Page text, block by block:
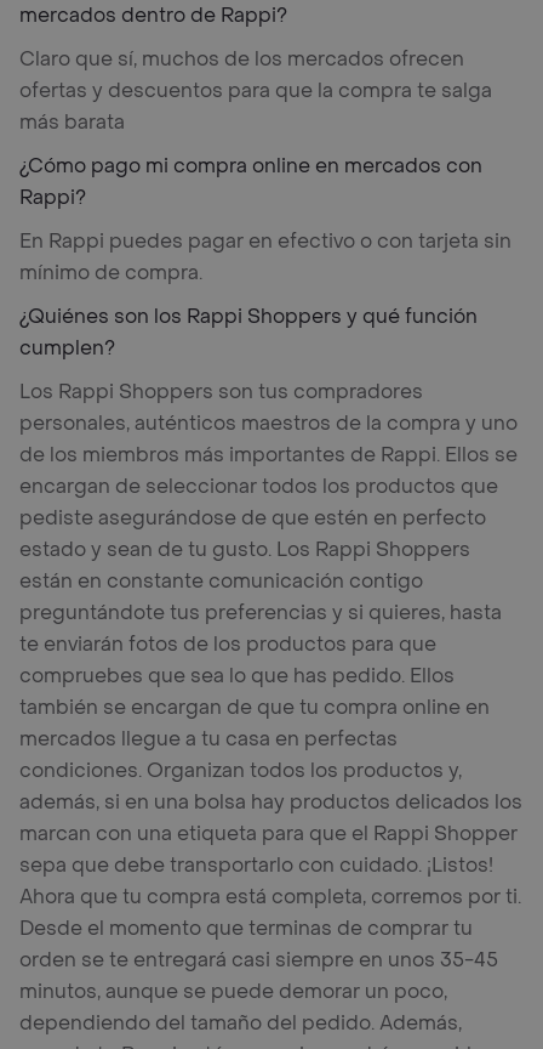
mercados dentro de Rappi?
Claro que sí, muchos de los mercados ofrecen
ofertas y descuentos para que la compra te salga
más barata
¿Cómo pago mi compra online en mercados con
Rappi?
En Rappi puedes pagar en efectivo o con tarjeta sin
mínimo de compra.
¿Quiénes son los Rappi Shoppers y qué función
cumplen?
Los Rappi Shoppers son tus compradores
personales, auténticos maestros de la compra y uno
de los miembros más importantes de Rappi. Ellos se
encargan de seleccionar todos los productos que
pediste asegurándose de que estén en perfecto
estado y sean de tu gusto. Los Rappi Shoppers
están en constante comunicación contigo
preguntándote tus preferencias y si quieres, hasta
te enviarán fotos de los productos para que
compruebes que sea lo que has pedido. Ellos
también se encargan de que tu compra online en
mercados llegue a tu casa en perfectas
condiciones. Organizan todos los productos y,
además, si en una bolsa hay productos delicados los
marcan con una etiqueta para que el Rappi Shopper
sepa que debe transportarlo con cuidado. ¡Listos!
Ahora que tu compra está completa, corremos por ti.
Desde el momento que terminas de comprar tu
orden se te entregará casi siempre en unos 35-45
minutos, aunque se puede demorar un poco,
dependiendo del tamaño del pedido. Además,